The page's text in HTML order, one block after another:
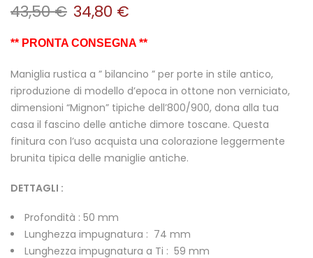
43,50€ 34,80 €
** PRONTA CONSEGNA **
Maniglia rustica a ” bilancino ” per porte in stile antico,
riproduzione di modello d’epoca in ottone non verniciato,
dimensioni “Mignon” tipiche dell’800/900, dona alla tua
casa il fascino delle antiche dimore toscane. Questa
finitura con l’uso acquista una colorazione leggermente
brunita tipica delle maniglie antiche.
DETTAGLI :
Profondità : 50 mm
Lunghezza impugnatura : 74 mm
Lunghezza impugnatura a Ti : 59 mm